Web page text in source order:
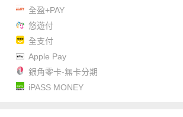
全盈+PAY
悠遊付
全支付
Apple Pay
銀角零卡-無卡分期
iPASS MONEY